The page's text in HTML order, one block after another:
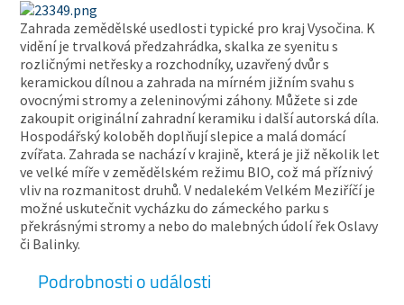
Zahrada zemědělské usedlosti typické pro kraj Vysočina. K
vidění je trvalková předzahrádka, skalka ze syenitu s
rozličnými netřesky a rozchodníky, uzavřený dvůr s
keramickou dílnou a zahrada na mírném jižním svahu s
ovocnými stromy a zeleninovými záhony. Můžete si zde
zakoupit originální zahradní keramiku i další autorská díla.
Hospodářský koloběh doplňují slepice a malá domácí
zvířata. Zahrada se nachází v krajině, která je již několik let
ve velké míře v zemědělském režimu BIO, což má příznivý
vliv na rozmanitost druhů. V nedalekém Velkém Meziříčí je
možné uskutečnit vycházku do zámeckého parku s
překrásnými stromy a nebo do malebných údolí řek Oslavy
či Balinky.
Podrobnosti o události